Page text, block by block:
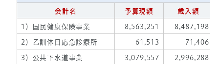
会計名 予算現額 歳入額
1）国民健康保険事業 8,563,251 8,487,198
2）乙訓休日応急診療所 61,513 71,406
3）公共下水道事業 3,079,557 2,996,288